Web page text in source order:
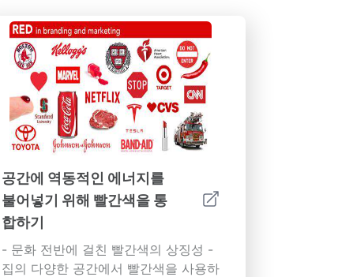
공간에 역동적인 에너지를
불어넣기 위해 빨간색을 통
합하기
- 문화 전반에 걸친 빨간색의 상징성 -
집의 다양한 공간에서 빨간색을 사용하